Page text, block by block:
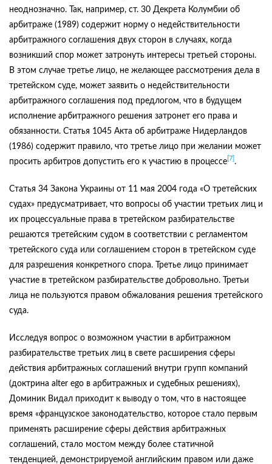
неоднозначно. Так, например, ст. 30 Декрета Колумбии об
арбитраже (1989) содержит норму о недействительности
арбитражного соглашения двух сторон в случаях, когда
возникший спор может затронуть интересы третьей стороны.
В этом случае третье лицо, не желающее рассмотрения дела в
третейском суде, может заявить о недействительности
арбитражного соглашения под предлогом, что в будущем
исполнение арбитражного решения затронет его права и
обязанности. Статья 1045 Акта об арбитраже Нидерландов
(1986) содержит правило, что третье лицо при желании может
просить арбитров допустить его к участию в процессе [7] .
Статья 34 Закона Украины от 11 мая 2004 года «О третейских
судах» предусматривает, что вопросы об участии третьих лиц и
их процессуальные права в третейском разбирательстве
решаются третейским судом в соответствии с регламентом
третейского суда или соглашением сторон в третейском суде
для разрешения конкретного спора. Третье лицо принимает
участие в третейском разбирательстве добровольно. Третьи
лица не пользуются правом обжалования решения третейского
суда.
Исследуя вопрос о возможном участии в арбитражном
разбирательстве третьих лиц в свете расширения сферы
действия арбитражных соглашений внутри групп компаний
(доктрина alter ego в арбитражных и судебных решениях),
Доминик Видал приходит к выводу о том, что в настоящее
время «французское законодательство, которое стало первым
применять расширение сферы действия арбитражных
соглашений, стало мостом между более статичной
тенденцией, демонстрируемой английским правом или даже